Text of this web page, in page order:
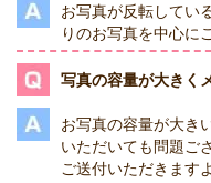
お写真が反転してい
りのお写真を中心に
写真の容量が大きく
お写真の容量が大き
いただいても問題ご
ご送付いただきます